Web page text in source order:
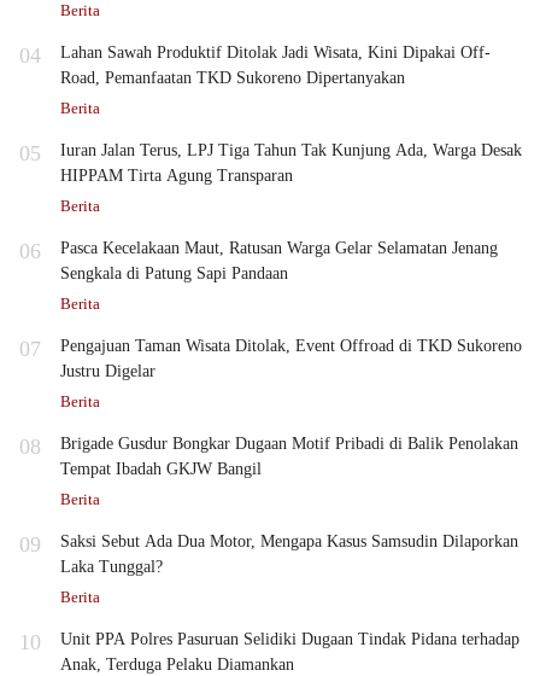
Berita
04
Lahan Sawah Produktif Ditolak Jadi Wisata, Kini Dipakai Off-
Road, Pemanfaatan TKD Sukoreno Dipertanyakan
Berita
05
Iuran Jalan Terus, LPJ Tiga Tahun Tak Kunjung Ada, Warga Desak
HIPPAM Tirta Agung Transparan
Berita
06
Pasca Kecelakaan Maut, Ratusan Warga Gelar Selamatan Jenang
Sengkala di Patung Sapi Pandaan
Berita
07
Pengajuan Taman Wisata Ditolak, Event Offroad di TKD Sukoreno
Justru Digelar
Berita
08
Brigade Gusdur Bongkar Dugaan Motif Pribadi di Balik Penolakan
Tempat Ibadah GKJW Bangil
Berita
09
Saksi Sebut Ada Dua Motor, Mengapa Kasus Samsudin Dilaporkan
Laka Tunggal?
Berita
10
Unit PPA Polres Pasuruan Selidiki Dugaan Tindak Pidana terhadap
Anak, Terduga Pelaku Diamankan